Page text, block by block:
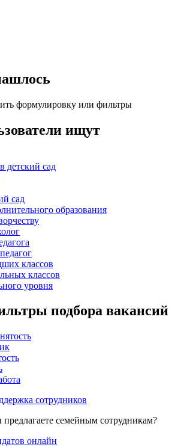
формулировку или фильтры
ищут
детский сад
сад
образования
классов
классов
уровня
подбора вакансий
сотрудников
семейным сотрудникам?
онлайн